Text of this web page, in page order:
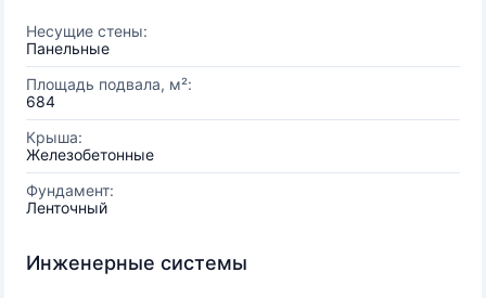
Несущие стены:
Панельные
Площадь подвала, м²:
684
Крыша:
Железобетонные
Фундамент:
Ленточный
Инженерные системы